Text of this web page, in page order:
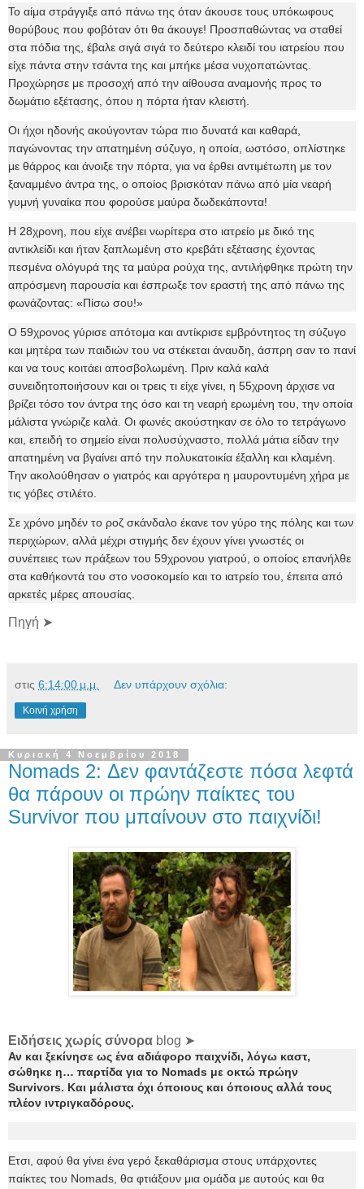
Το αίμα στράγγιξε από πάνω της όταν άκουσε τους υπόκωφους
θορύβους που φοβόταν ότι θα άκουγε! Προσπαθώντας να σταθεί
στα πόδια της, έβαλε σιγά σιγά το δεύτερο κλειδί του ιατρείου που
είχε πάντα στην τσάντα της και μπήκε μέσα νυχοπατώντας.
Προχώρησε με προσοχή από την αίθουσα αναμονής προς το
δωμάτιο εξέτασης, όπου η πόρτα ήταν κλειστή.
Οι ήχοι ηδονής ακούγονταν τώρα πιο δυνατά και καθαρά,
παγώνοντας την απατημένη σύζυγο, η οποία, ωστόσο, οπλίστηκε
με θάρρος και άνοιξε την πόρτα, για να έρθει αντιμέτωπη με τον
ξαναμμένο άντρα της, ο οποίος βρισκόταν πάνω από μία νεαρή
γυμνή γυναίκα που φορούσε μαύρα δωδεκάποντα!
Η 28χρονη, που είχε ανέβει νωρίτερα στο ιατρείο με δικό της
αντικλείδι και ήταν ξαπλωμένη στο κρεβάτι εξέτασης έχοντας
πεσμένα ολόγυρά της τα μαύρα ρούχα της, αντιλήφθηκε πρώτη την
απρόσμενη παρουσία και έσπρωξε τον εραστή της από πάνω της
φωνάζοντας: «Πίσω σου!»
Ο 59χρονος γύρισε απότομα και αντίκρισε εμβρόντητος τη σύζυγο
και μητέρα των παιδιών του να στέκεται άναυδη, άσπρη σαν το πανί
και να τους κοιτάει αποσβολωμένη. Πριν καλά καλά
συνειδητοποιήσουν και οι τρεις τι είχε γίνει, η 55χρονη άρχισε να
βρίζει τόσο τον άντρα της όσο και τη νεαρή ερωμένη του, την οποία
μάλιστα γνώριζε καλά. Οι φωνές ακούστηκαν σε όλο το τετράγωνο
και, επειδή το σημείο είναι πολυσύχναστο, πολλά μάτια είδαν την
απατημένη να βγαίνει από την πολυκατοικία έξαλλη και κλαμένη.
Την ακολούθησαν ο γιατρός και αργότερα η μαυροντυμένη χήρα με
τις γόβες στιλέτο.
Σε χρόνο μηδέν το ροζ σκάνδαλο έκανε τον γύρο της πόλης και των
περιχώρων, αλλά μέχρι στιγμής δεν έχουν γίνει γνωστές οι
συνέπειες των πράξεων του 59χρονου γιατρού, ο οποίος επανήλθε
στα καθήκοντά του στο νοσοκομείο και το ιατρείο του, έπειτα από
αρκετές μέρες απουσίας.
Πηγή ➤
στις 6:14:00 μ.μ. Δεν υπάρχουν σχόλια:
Κοινή χρήση
Κυριακή 4 Νοεμβρίου 2018
Nomads 2: Δεν φαντάζεστε πόσα λεφτά
θα πάρουν οι πρώην παίκτες του
Survivor που μπαίνουν στο παιχνίδι!
Ειδήσεις χωρίς σύνορα blog ➤
Αν και ξεκίνησε ως ένα αδιάφορο παιχνίδι, λόγω καστ,
σώθηκε η… παρτίδα για το Nomads με οκτώ πρώην
Survivors. Και μάλιστα όχι όποιους και όποιους αλλά τους
πλέον ιντριγκαδόρους.
Ετσι, αφού θα γίνει ένα γερό ξεκαθάρισμα στους υπάρχοντες
παίκτες του Nomads, θα φτιάξουν μια ομάδα με αυτούς και θα